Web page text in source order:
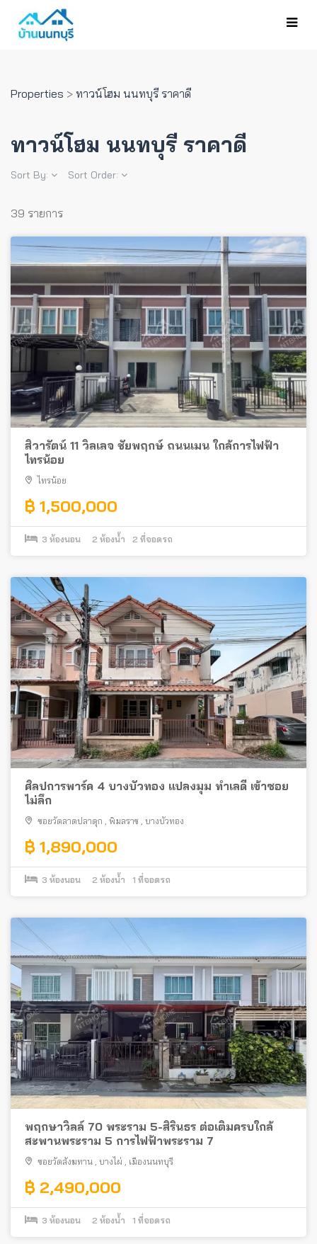
Properties > ทาวน์โฮม นนทบุรี ราคาดี
ทาวน์โฮม นนทบุรี ราคาดี
Sort By: Sort Order:
39 รายการ
สิวารัตน์ 11 วิลเลจ ชัยพฤกษ์ ถนนเมน ใกล้การไฟฟ้า
ไทรน้อย
ไทรน้อย
฿ 1,500,000
3 ห้องนอน 2 ห้องน้ำ 2 ที่จอดรถ
ศิลปการพาร์ค 4 บางบัวทอง แปลงมุม ทำเลดี เข้าซอย
ไม่ลึก
ซอยวัดลาดปลาดุก พิมลราช บางบัวทอง
฿ 1,890,000
3 ห้องนอน 2 ห้องน้ำ 1 ที่จอดรถ
พฤกษาวิลล์ 70 พระราม 5-สิรินธร ต่อเติมครบใกล้
สะพานพระราม 5 การไฟฟ้าพระราม 7
ซอยวัดสังฆทาน บางไผ่ เมืองนนทบุรี
฿ 2,490,000
3 ห้องนอน 2 ห้องน้ำ 1 ที่จอดรถ